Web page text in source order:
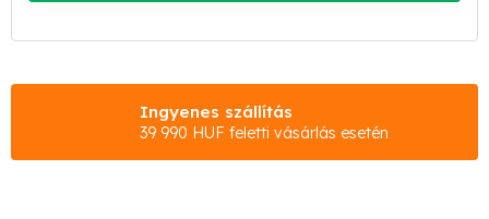
Ingyenes szállítás
39 990 HUF feletti vásárlás esetén